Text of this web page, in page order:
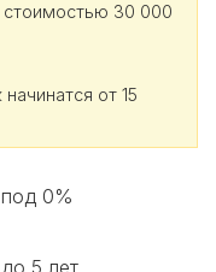
стоимостью 30 000
от 15
0%
5 лет